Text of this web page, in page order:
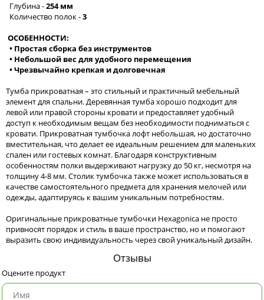
Глубина -254 мм
Количество полок -3
ОСОБЕННОСТИ:
• Простая сборка без инструментов
• Небольшой вес для удобного перемещения
• Чрезвычайно крепкая и долговечная
Тумба прикроватная – это стильный и практичный мебельный
элемент для спальни. Деревянная тумба хорошо подходит для
левой или правой стороны кровати и предоставляет удобный
доступ к необходимым вещам без необходимости подниматься с
кровати. Прикроватная тумбочка лофт небольшая, но достаточно
вместительная, что делает ее идеальным решением для маленьких
спален или гостевых комнат. Благодаря конструктивным
особенностям полки выдерживают нагрузку до 50 кг, несмотря на
толщину 4-8 мм. Столик тумбочка также может использоваться в
качестве самостоятельного предмета для хранения мелочей или
одежды, адаптируясь к вашим уникальным потребностям.
Оригинальные прикроватные тумбочки Hexagonica не просто
привносят порядок и стиль в ваше пространство, но и помогают
выразить свою индивидуальность через свой уникальный дизайн.
Отзывы
Оцените продукт